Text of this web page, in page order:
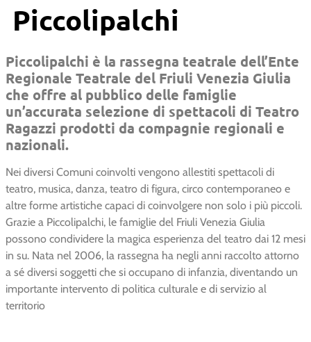
Piccolipalchi
Piccolipalchi è la rassegna teatrale dell’Ente
Regionale Teatrale del Friuli Venezia Giulia
che offre al pubblico delle famiglie
un’accurata selezione di spettacoli di Teatro
Ragazzi prodotti da compagnie regionali e
nazionali.
Nei diversi Comuni coinvolti vengono allestiti spettacoli di
teatro, musica, danza, teatro di figura, circo contemporaneo e
altre forme artistiche capaci di coinvolgere non solo i più piccoli.
Grazie a Piccolipalchi, le famiglie del Friuli Venezia Giulia
possono condividere la magica esperienza del teatro dai 12 mesi
in su. Nata nel 2006, la rassegna ha negli anni raccolto attorno
a sé diversi soggetti che si occupano di infanzia, diventando un
importante intervento di politica culturale e di servizio al
territorio